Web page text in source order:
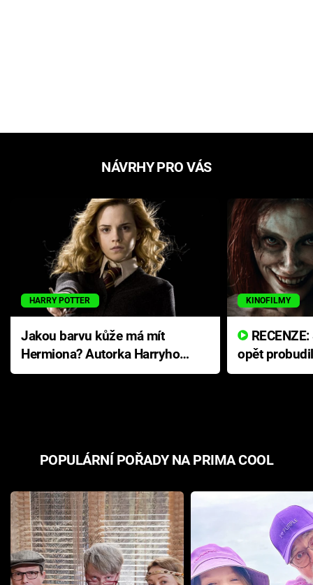
NÁVRHY PRO VÁS
HARRY POTTER
Jakou barvu kůže má mít
Hermiona? Autorka Harryho
Pottera přišla s ráznou
KINOFILMY
opět
přichází s
POPULÁRNÍ POŘADY NA PRIMA COOL